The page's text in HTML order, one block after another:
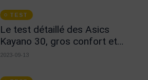
TEST
Le test détaillé des Asics
Kayano 30, gros confort et
protection pour marathon !
2023-09-13